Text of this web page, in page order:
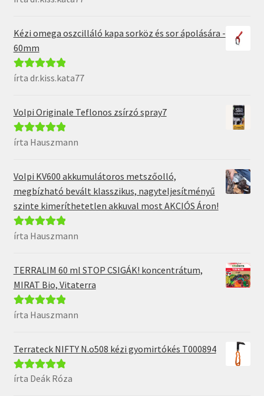
Kézi omega oszcilláló kapa sorköz és sor ápolására -
60mm
Értékelés:5 /
írta dr.kiss.kata77
Volpi Originale Teflonos zsírzó spray7
Értékelés:5/
írta Hauszmann
Volpi KV600 akkumulátoros metszőolló,
megbízható bevált klasszikus, nagyteljesítményű
szinte kimeríthetetlen akkuval most AKCIÓS Áron!
Értékelés:5/
írta Hauszmann
TERRALIM 60 ml STOP CSIGÁK! koncentrátum,
MIRAT Bio, Vitaterra
Értékelés:5/
írta Hauszmann
Terrateck NIFTY N.o508 kézi gyomirtókés T000894
Értékelés: 5/
írta Deák Róza